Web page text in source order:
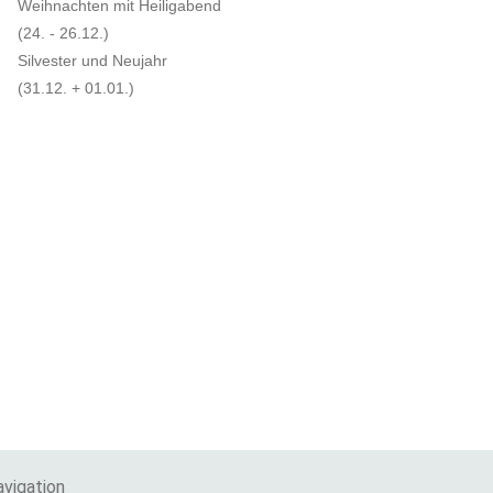
Weihnachten mit Heiligabend
(24. - 26.12.)
Silvester und Neujahr
(31.12. + 01.01.)